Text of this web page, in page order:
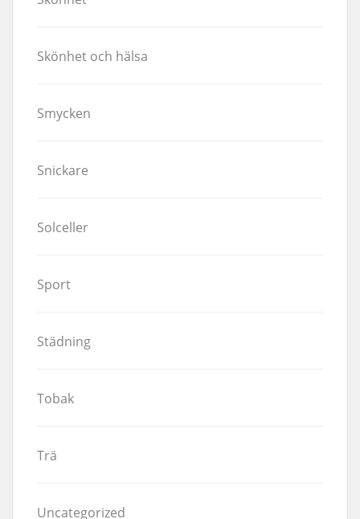
Skönhet och hälsa
Smycken
Snickare
Solceller
Sport
Städning
Tobak
Trä
Uncategorized